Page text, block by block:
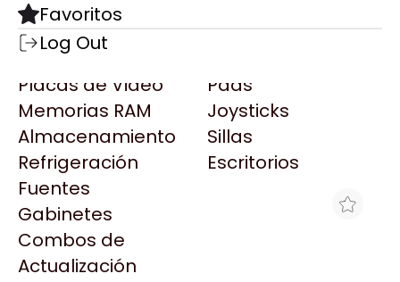
Componentes
Motherboards
Microprocesadores
Placas de Video
Memorias RAM
Almacenamiento
Refrigeración
Fuentes
Gabinetes
Combos de
Actualización
Pads
Joysticks
Sillas
Escritorios
Todas las Marcas
AMD
AULA
Acer
Adata
AeroCool
Antec
Arkham
Asrock
Destacadas
Favoritos
Log Out
LN BROTHER HL-L2320D 30PPM
DUPLEX